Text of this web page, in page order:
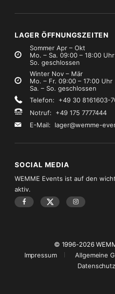
LAGER ÖFFNUNGSZEITEN
Sommer Apr – Okt
Mo. – Sa. 09:00 – 18:00 Uhr
So. geschlossen
Winter Nov – Mär
Mo. – Fr. 09:00 – 17:00 Uhr
Sa. – So. geschlossen
Telefon: +49 30 8161603-
Notruf: +49 175 7777444
E-Mail: lager@wemme-
SOCIAL MEDIA
WEMME Events ist auf den
aktiv.
© 1996-2026
Impressum
Allgemeine